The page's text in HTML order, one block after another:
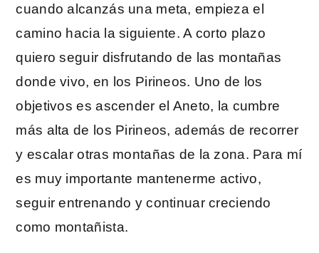
cuando alcanzás una meta, empieza el
camino hacia la siguiente. A corto plazo
quiero seguir disfrutando de las montañas
donde vivo, en los Pirineos. Uno de los
objetivos es ascender el Aneto, la cumbre
más alta de los Pirineos, además de recorrer
y escalar otras montañas de la zona. Para mí
es muy importante mantenerme activo,
seguir entrenando y continuar creciendo
como montañista.